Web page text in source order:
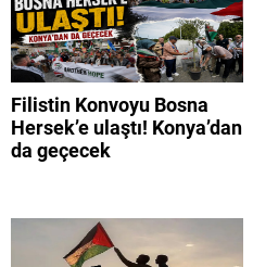
Filistin Konvoyu Bosna
Hersek’e ulaştı! Konya’dan
da geçecek